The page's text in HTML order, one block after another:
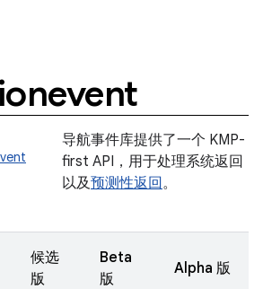
导航事件库提供了一个 KMP-
first API，用于处理系统返回
以及预测性返回 。
候选
版
Beta
版
Alpha 版